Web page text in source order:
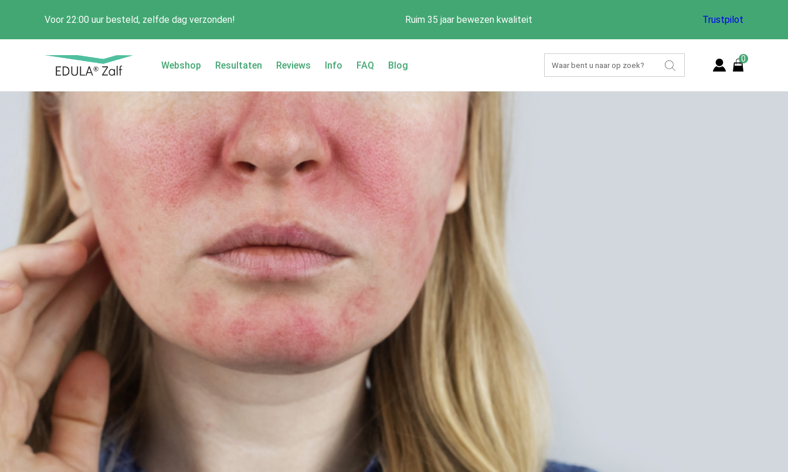
Voor 22:00 uur besteld, zelfde dag verzonden! Ruim 35 jaar bewezen kwaliteit Trustpilot
Webshop Resultaten Reviews Info FAQ Blog
0